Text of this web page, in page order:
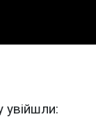
увійшли: